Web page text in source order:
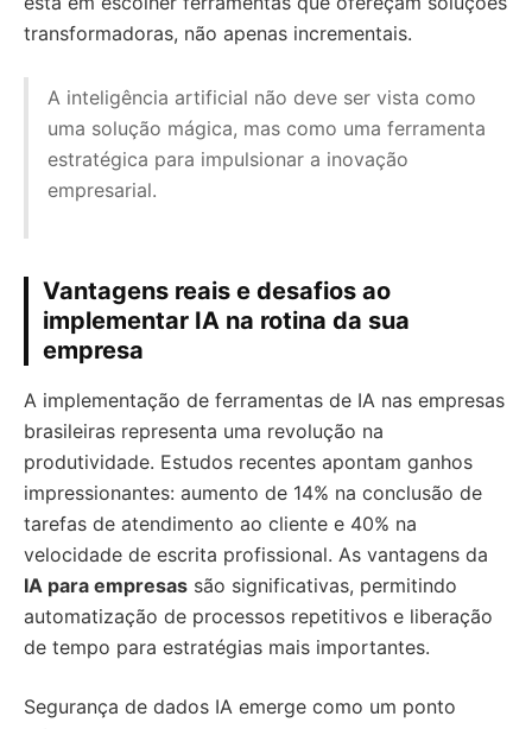
transformadoras, não apenas incrementais.
A inteligência artificial não deve ser vista como
uma solução mágica, mas como uma ferramenta
estratégica para impulsionar a inovação
empresarial.
Vantagens reais e desafios ao
implementar IA na rotina da sua
empresa
A implementação de ferramentas de IA nas empresas
brasileiras representa uma revolução na
produtividade. Estudos recentes apontam ganhos
impressionantes: aumento de 14% na conclusão de
tarefas de atendimento ao cliente e 40% na
velocidade de escrita profissional. As vantagens da
IA para empresas são significativas, permitindo
automatização de processos repetitivos e liberação
de tempo para estratégias mais importantes.
Segurança de dados IA emerge como um ponto